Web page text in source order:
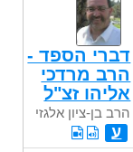
דברי הספד -
הרב מרדכי
אליהו זצ"ל
הרב בן-ציון אלגזי
ע